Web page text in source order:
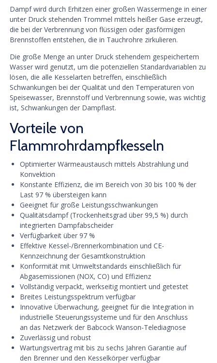
Dampf wird durch Erhitzen einer großen Wassermenge in einer
unter Druck stehenden Trommel mittels heißer Gase erzeugt,
die bei der Verbrennung von flüssigen oder gasförmigen
Brennstoffen entstehen, die in Tauchrohre zirkulieren.
Die große Menge an unter Druck stehendem gespeichertem
Wasser wird genutzt, um die potenziellen Standardvariablen zu
lösen, die alle Kesselarten betreffen, einschließlich
Schwankungen bei der Qualität und den Temperaturen von
Speisewasser, Brennstoff und Verbrennung sowie, was wichtig
ist, Schwankungen der Dampflast.
Vorteile von
Flammrohrdampfkesseln
Optimierter Wärmeaustausch mittels Abstrahlung und
Konvektion
Konstante Effizienz, die im Bereich von 30 bis 100 % der
Last 97 % übersteigen kann
Geeignet für große Leistungsschwankungen
Qualitätsdampf (Trockenheitsgrad über 99,5 %) durch
integrierten Dampfabscheider
Verfügbarkeit über 97 %
Effektive Kessel-/Brennerkombination und CE-
Kennzeichnung der Gesamtkonstruktion
Konformität mit Umweltstandards einschließlich für
Abgasemissionen (NOX, CO) und Effizienz
Vollständig verpackt, werkseitig montiert und getestet
Breites Leistungsspektrum verfügbar
Innovative Überwachung, geeignet für die Integration in
industrielle Steuerungssysteme und für den Anschluss
an das Netzwerk der Babcock Wanson-Telediagnose
Zuverlässig und robust
Wartungsvertrag mit bis zu sechs Jahren Garantie auf
den Brenner und den Kesselkörper verfügbar